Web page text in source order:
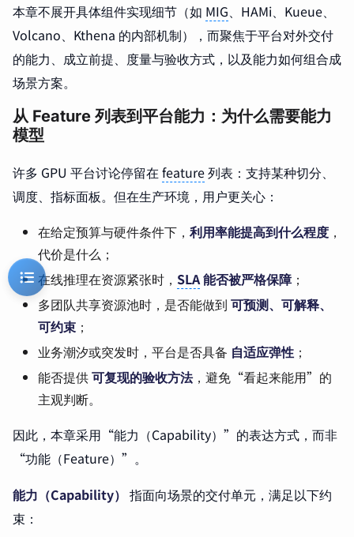
本章不展开具体组件实现细节（如 MIG 、HAMi、Kueue、
Volcano、Kthena 的内部机制），而聚焦于平台对外交付
的能力、成立前提、度量与验收方式，以及能力如何组合成
场景方案。
从 Feature 列表到平台能力：为什么需要能力
模型
许多 GPU 平台讨论停留在 feature列表：支持某种切分、
调度、指标面板。但在生产环境，用户更关心：
在给定预算与硬件条件下， 利用率能提高到什么程度 ，
代价是什么；
在线推理在资源紧张时， SLA能否被严格保障；
多团队共享资源池时，是否能做到 可预测、可解释、
可约束 ；
业务潮汐或突发时，平台是否具备 自适应弹性 ；
能否提供可复现的验收方法，避免“看起来能用”的
主观判断。
因此，本章采用“能力（Capability）”的表达方式，而非
“功能（Feature）”。
能力（Capability） 指面向场景的交付单元，满足以下约
束：